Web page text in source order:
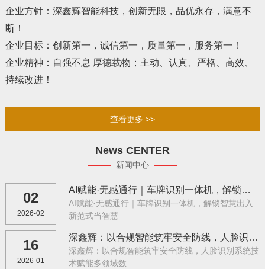
企业方针： 深鑫辉智能科技，创新无限，品优永存，满意不
断！
企业目标： 创新第一，诚信第一，质量第一，服务第一！
企业精神： 自强不息 厚德载物；主动、认真、严格、高效、
持续改进！
查看更多 >>
News CENTER
新闻中心
02
2026-02
AI赋能·无感通行｜车牌识别一体机，解锁智慧出入新范式
AI赋能·无感通行｜车牌识别一体机，解锁智慧出入
新范式当智慧
16
2026-01
深鑫辉：以合规智能筑牢安全防线，人脸识别系统技术赋能多领域数字化升级
深鑫辉：以合规智能筑牢安全防线，人脸识别系统技
术赋能多领域数